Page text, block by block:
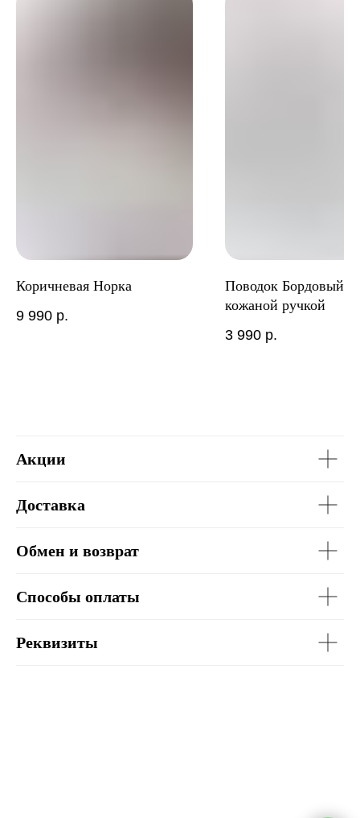
Коричневая Норка
9 990 р.
Поводок Бордовый с
кожаной ручкой
3 990 р.
Акции
Доставка
Обмен и возврат
Способы оплаты
Реквизиты